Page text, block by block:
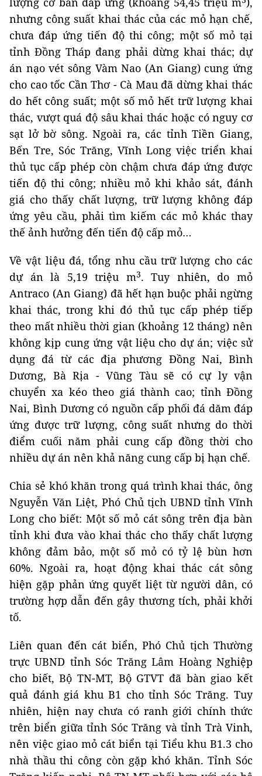
nhưng công suất khai thác của các mỏ hạn chế,
chưa đáp ứng tiến độ thi công; một số mỏ tại
tỉnh Đồng Tháp đang phải dừng khai thác; dự
án nạo vét sông Vàm Nao (An Giang) cung ứng
cho cao tốc Cần Thơ - Cà Mau đã dừng khai thác
do hết công suất; một số mỏ hết trữ lượng khai
thác, vượt quá độ sâu khai thác hoặc có nguy cơ
sạt lở bờ sông. Ngoài ra, các tỉnh Tiền Giang,
Bến Tre, Sóc Trăng, Vĩnh Long việc triển khai
thủ tục cấp phép còn chậm chưa đáp ứng được
tiến độ thi công; nhiều mỏ khi khảo sát, đánh
giá cho thấy chất lượng, trữ lượng không đáp
ứng yêu cầu, phải tìm kiếm các mỏ khác thay
thế ảnh hưởng đến tiến độ cấp mỏ…
Về vật liệu đá, tổng nhu cầu trữ lượng cho các
dự án là 5,19 triệu m3. Tuy nhiên, do mỏ
Antraco (An Giang) đã hết hạn buộc phải ngừng
khai thác, trong khi đó thủ tục cấp phép tiếp
theo mất nhiều thời gian (khoảng 12 tháng) nên
không kịp cung ứng vật liệu cho dự án; việc sử
dụng đá từ các địa phương Đồng Nai, Bình
Dương, Bà Rịa - Vũng Tàu sẽ có cự ly vận
chuyển xa kéo theo giá thành cao; tỉnh Đồng
Nai, Bình Dương có nguồn cấp phối đá dăm đáp
ứng được trữ lượng, công suất nhưng do thời
điểm cuối năm phải cung cấp đồng thời cho
nhiều dự án nên khả năng cung cấp bị hạn chế.
Chia sẻ khó khăn trong quá trình khai thác, ông
Nguyễn Văn Liệt, Phó Chủ tịch UBND tỉnh Vĩnh
Long cho biết: Một số mỏ cát sông trên địa bàn
tỉnh khi đưa vào khai thác cho thấy chất lượng
không đảm bảo, một số mỏ có tỷ lệ bùn hơn
60%. Ngoài ra, hoạt động khai thác cát sông
hiện gặp phản ứng quyết liệt từ người dân, có
trường hợp dẫn đến gây thương tích, phải khởi
tố.
Liên quan đến cát biển, Phó Chủ tịch Thường
trực UBND tỉnh Sóc Trăng Lâm Hoàng Nghiệp
cho biết, Bộ TN-MT, Bộ GTVT đã bàn giao kết
quả đánh giá khu B1 cho tỉnh Sóc Trăng. Tuy
nhiên, hiện nay chưa có ranh giới chính thức
trên biển giữa tỉnh Sóc Trăng và tỉnh Trà Vinh,
nên việc giao mỏ cát biển tại Tiểu khu B1.3 cho
nhà thầu thi công còn gặp khó khăn. Tỉnh Sóc